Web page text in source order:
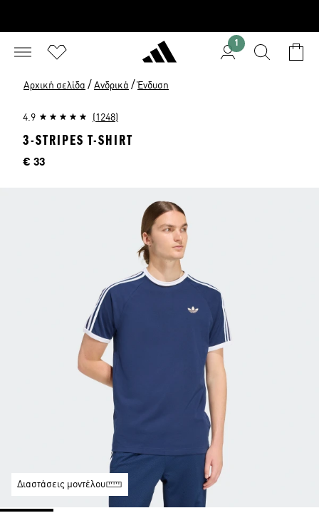
1
Αρχική σελίδα / Ανδρικά / Ένδυση
4.9 (1248)
3-STRIPES T-SHIRT
Τιμή
€ 33
Διαστάσεις μοντέλου